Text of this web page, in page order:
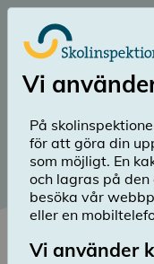
Till huvudinnehåll
searchSök
Vi
På
för att göra din
som möjligt. En
och lagras på
besöka vår
eller en
Vi använder